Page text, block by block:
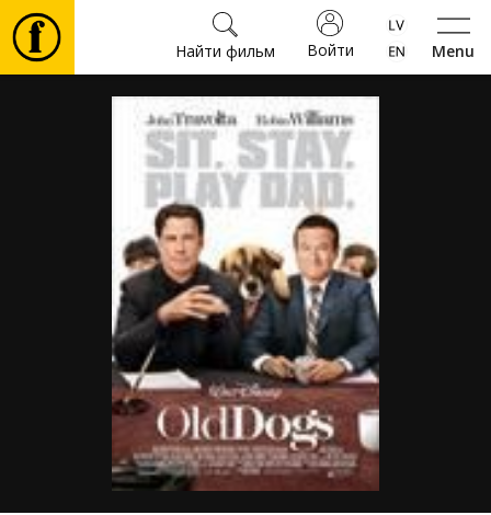
Menu
Войти
Найти фильм
Фильмы
Культура
Мероприятия
Новости
Кинозакуски